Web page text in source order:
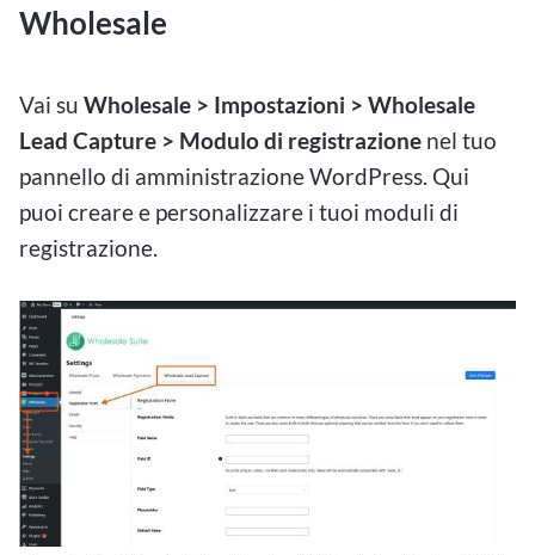
Wholesale
Vai su Wholesale > Impostazioni > Wholesale
Lead Capture > Modulo di registrazione nel tuo
pannello di amministrazione WordPress. Qui
puoi creare e personalizzare i tuoi moduli di
registrazione.